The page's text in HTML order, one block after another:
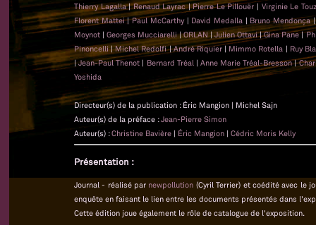
Thierry Lagalla|Renaud Layrac|Pierre Le Pillouër | Virginie Le
Florent Mattei|Paul McCarthy| David Medalla | Bruno Mendonça
Moynot |Georges Mucciarelli|ORLAN|Julien Ottavi|Gina Pane|
Pinoncelli|Michel Redolfi|André Riquier| Mimmo Rotella | Ruy
|Jean-Paul Thenot | Bernard Tréal | Anne Marie Tréal-Bresson|
Yoshida
Directeur(s) de la publication : Éric Mangion | Michel Sajn
Auteur(s) de la préface :Jean-Pierre Simon
Auteur(s) :Christine Bavière | Éric Mangion | Cédric Moris Kelly
Présentation :
Journal - réalisé par newpollution (Cyril Terrier) et coédité avec le
enquête en faisant le lien entre les documents présentés dans
Cette édition joue également le rôle de catalogue de l'exposition.